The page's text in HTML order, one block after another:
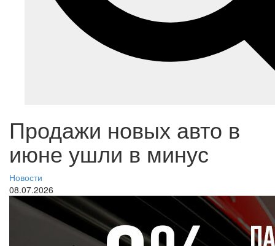
Продажи новых авто в
июне ушли в минус
Новости
08.07.2026